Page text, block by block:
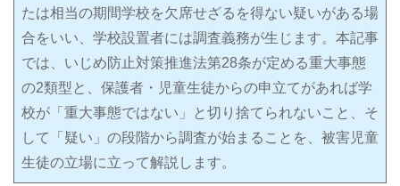
たは相当の期間学校を欠席せざるを得ない疑いがある場
合をいい、学校設置者には調査義務が生じます。本記事
では、いじめ防止対策推進法第28条が定める重大事態
の2類型と、保護者・児童生徒からの申立てがあれば学
校が「重大事態ではない」と切り捨てられないこと、そ
して「疑い」の段階から調査が始まることを、被害児童
生徒の立場に立って解説します。